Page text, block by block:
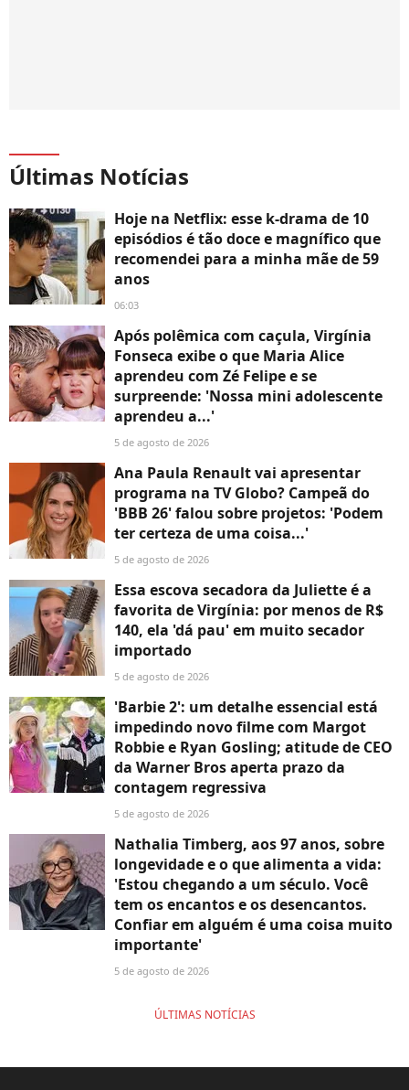
Últimas Notícias
Hoje na Netflix: esse k-drama de 10
episódios é tão doce e magnífico que
recomendei para a minha mãe de 59
anos
06:03
Após polêmica com caçula, Virgínia
Fonseca exibe o que Maria Alice
aprendeu com Zé Felipe e se
surpreende: 'Nossa mini adolescente
aprendeu a...'
5 de agosto de 2026
Ana Paula Renault vai apresentar
programa na TV Globo? Campeã do
'BBB 26' falou sobre projetos: 'Podem
ter certeza de uma coisa...'
5 de agosto de 2026
Essa escova secadora da Juliette é a
favorita de Virgínia: por menos de R$
140, ela 'dá pau' em muito secador
importado
5 de agosto de 2026
'Barbie 2': um detalhe essencial está
impedindo novo filme com Margot
Robbie e Ryan Gosling; atitude de CEO
da Warner Bros aperta prazo da
contagem regressiva
5 de agosto de 2026
Nathalia Timberg, aos 97 anos, sobre
longevidade e o que alimenta a vida:
'Estou chegando a um século. Você
tem os encantos e os desencantos.
Confiar em alguém é uma coisa muito
importante'
5 de agosto de 2026
ÚLTIMAS NOTÍCIAS